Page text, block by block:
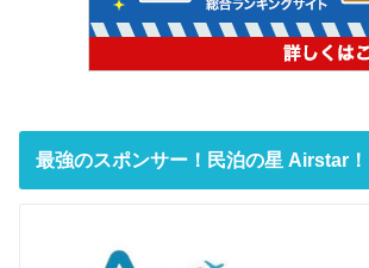
最強のスポンサー！民泊の星 Airstar！